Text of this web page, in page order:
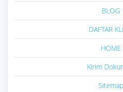
BLOG
DAFTAR
HOME
Kirim
Sitemap